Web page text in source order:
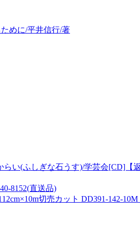
めに/平井信行/著
い(ふしぎな石うす)/学芸会[CD]【
8152(直送品)
切売カット DD391-142-10M